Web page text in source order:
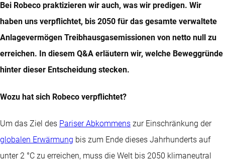
Bei Robeco praktizieren wir auch, was wir predigen. Wir
haben uns verpflichtet, bis 2050 für das gesamte verwaltete
Anlagevermögen Treibhausgasemissionen von netto null zu
erreichen. In diesem Q&A erläutern wir, welche Beweggründe
hinter dieser Entscheidung stecken.
Wozu hat sich Robeco verpflichtet?
Um das Ziel des Pariser Abkommens zur Einschränkung der
globalen Erwärmung bis zum Ende dieses Jahrhunderts auf
unter 2 °C zu erreichen, muss die Welt bis 2050 klimaneutral